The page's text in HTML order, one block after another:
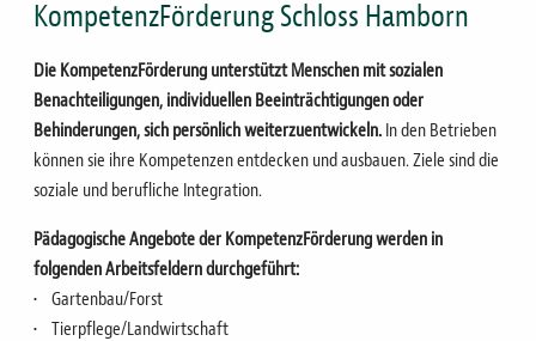
KompetenzFörderung Schloss Hamborn
Die KompetenzFörderung unterstützt Menschen mit sozialen
Benachteiligungen, individuellen Beeinträchtigungen oder
Behinderungen, sich persönlich weiterzuentwickeln.In den Betrieben
können sie ihre Kompetenzen entdecken und ausbauen. Ziele sind die
soziale und berufliche Integration.
Pädagogische Angebote der KompetenzFörderung werden in
folgenden Arbeitsfeldern durchgeführt:
• Gartenbau/Forst
• Tierpflege/Landwirtschaft